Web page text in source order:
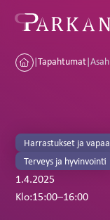
|Tapahtumat|
Harrastukset ja
Terveys ja hyvinvointi
1.4.2025
Klo:15:00–16:00